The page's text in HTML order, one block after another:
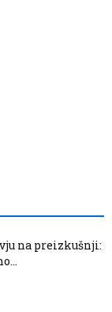
na preizkušnji: